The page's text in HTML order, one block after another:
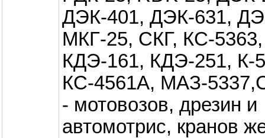
ДЭК-401, ДЭК-631,
МКГ-25, СКГ, КС-5363,
КДЭ-161, КДЭ-251, К-
КС-4561А, МАЗ-
- мотовозов, дрезин и
автомотрис, кранов